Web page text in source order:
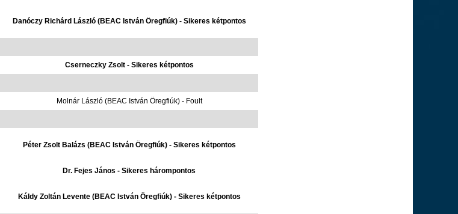
Danóczy Richárd László (BEAC István Öregfiúk) - Sikeres kétpontos
Cserneczky Zsolt - Sikeres kétpontos
Molnár László (BEAC István Öregfiúk) - Foult
Péter Zsolt Balázs (BEAC István Öregfiúk) - Sikeres kétpontos
Dr. Fejes János - Sikeres hárompontos
Káldy Zoltán Levente (BEAC István Öregfiúk) - Sikeres kétpontos